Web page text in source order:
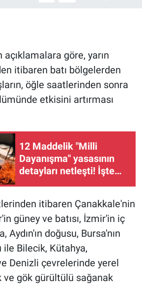
açıklamalara göre, yarın
itibaren batı bölgelerden
öğle saatlerinden sonra
etkisini artırması
12 Maddelik "Milli
Dayanışma" yasasının
detayları netleşti! İşte
itibaren Çanakkale'nin
güney ve batısı, İzmir'in iç
Aydın'ın doğusu, Bursa'nın
ile Bilecik, Kütahya,
Denizli çevrelerinde yerel
ve gök gürültülü sağanak